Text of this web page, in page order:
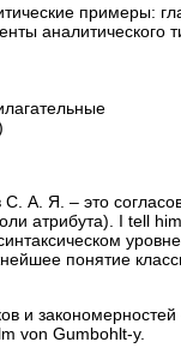
примеры:
А. Я. – это
атрибута). I
понятие
и
von Gumbohlt-у.